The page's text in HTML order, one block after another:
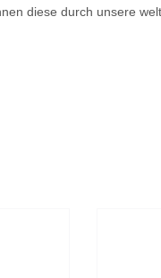
diese durch unsere